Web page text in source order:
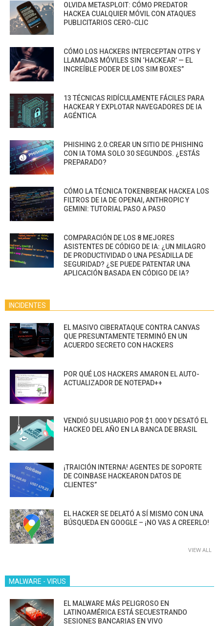
OLVIDA METASPLOIT: CÓMO PREDATOR
HACKEA CUALQUIER MÓVIL CON ATAQUES
PUBLICITARIOS CERO-CLIC
CÓMO LOS HACKERS INTERCEPTAN OTPS Y
LLAMADAS MÓVILES SIN ‘HACKEAR’ — EL
INCREÍBLE PODER DE LOS SIM BOXES”
13 TÉCNICAS RIDÍCULAMENTE FÁCILES PARA
HACKEAR Y EXPLOTAR NAVEGADORES DE IA
AGÉNTICA
PHISHING 2.0:CREAR UN SITIO DE PHISHING
CON IA TOMA SOLO 30 SEGUNDOS. ¿ESTÁS
PREPARADO?
CÓMO LA TÉCNICA TOKENBREAK HACKEA LOS
FILTROS DE IA DE OPENAI, ANTHROPIC Y
GEMINI: TUTORIAL PASO A PASO
COMPARACIÓN DE LOS 8 MEJORES
ASISTENTES DE CÓDIGO DE IA: ¿UN MILAGRO
DE PRODUCTIVIDAD O UNA PESADILLA DE
SEGURIDAD? ¿SE PUEDE PATENTAR UNA
APLICACIÓN BASADA EN CÓDIGO DE IA?
INCIDENTES
EL MASIVO CIBERATAQUE CONTRA CANVAS
QUE PRESUNTAMENTE TERMINÓ EN UN
ACUERDO SECRETO CON HACKERS
POR QUÉ LOS HACKERS AMARON EL AUTO-
ACTUALIZADOR DE NOTEPAD++
VENDIÓ SU USUARIO POR $1.000 Y DESATÓ EL
HACKEO DEL AÑO EN LA BANCA DE BRASIL
¡TRAICIÓN INTERNA! AGENTES DE SOPORTE
DE COINBASE HACKEARON DATOS DE
CLIENTES”
EL HACKER SE DELATÓ A SÍ MISMO CON UNA
BÚSQUEDA EN GOOGLE – ¡NO VAS A CREERLO!
VIEW ALL
MALWARE - VIRUS
EL MALWARE MÁS PELIGROSO EN
LATINOAMÉRICA ESTÁ SECUESTRANDO
SESIONES BANCARIAS EN VIVO